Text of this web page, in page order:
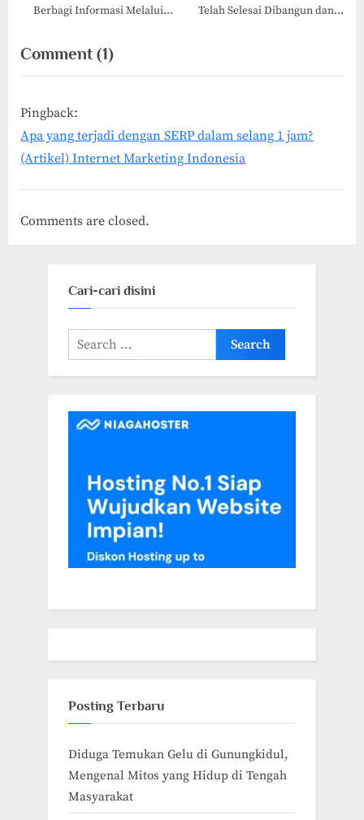
Berbagi Informasi Melalui
Journal
Telah Selesai Dibangun dan
Comment (1)on
“Asisten
Telkomsel
–
Asisten
Pingback:
Apa yang terjadi dengan SERP dalam selang 1 jam?
(Artikel) Internet Marketing Indonesia
Comments are closed.
Cari-cari disini
Search
for:
Posting Terbaru
Diduga Temukan Gelu di Gunungkidul,
Mengenal Mitos yang Hidup di Tengah
Masyarakat